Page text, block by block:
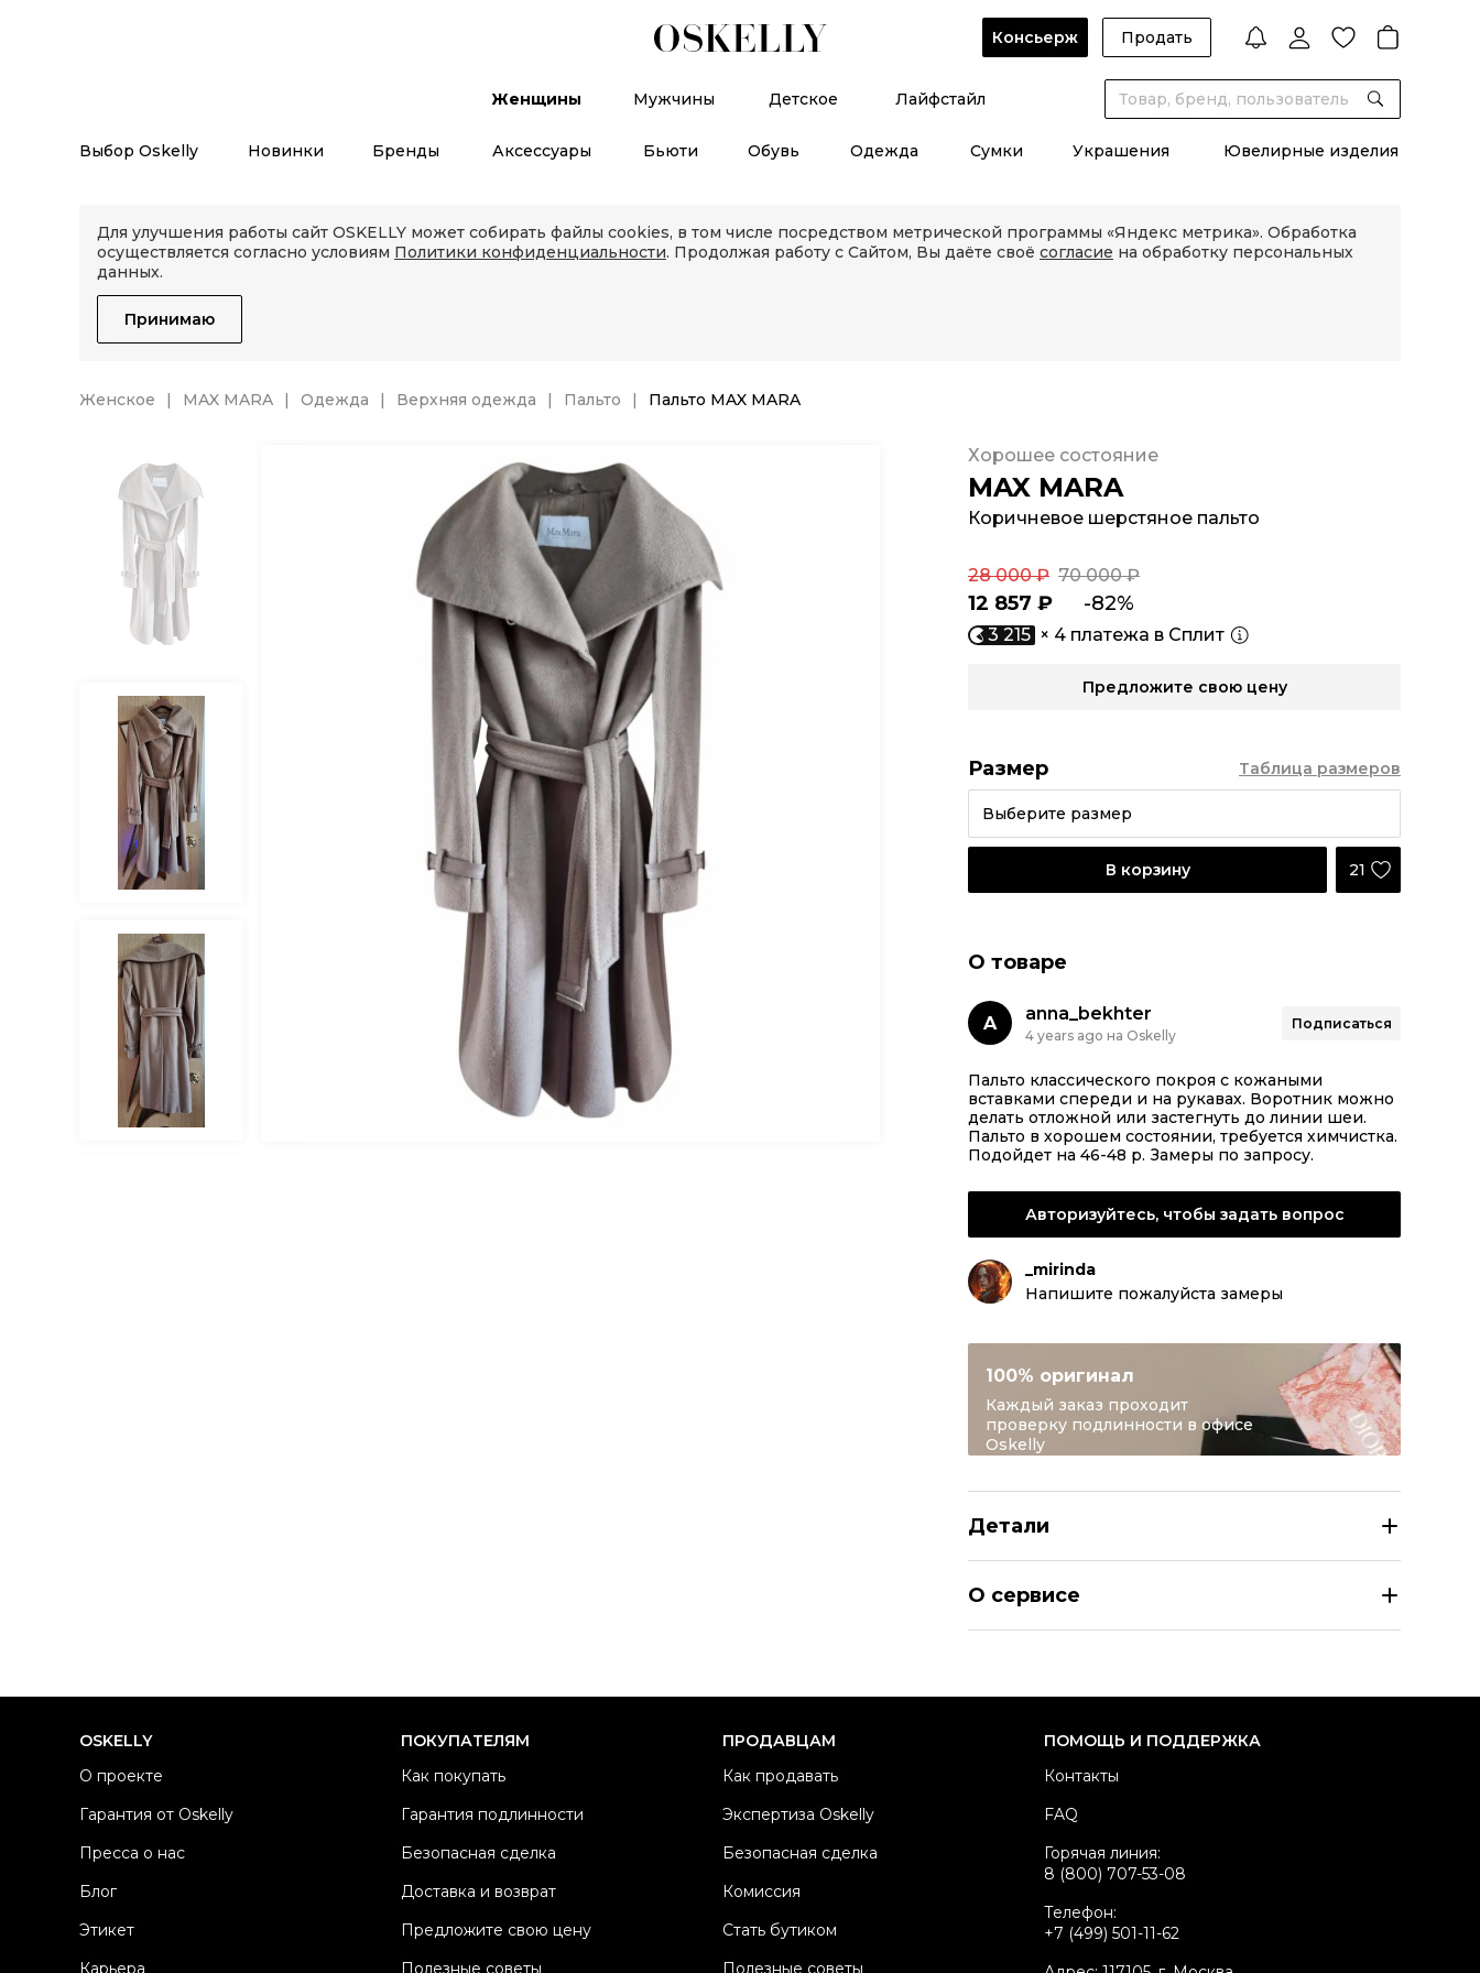
Консьерж Продать
Женщины Мужчины Детское Лайфстайл
Выбор Oskelly Новинки Бренды Аксессуары Бьюти Обувь Одежда Сумки Украшения Ювелирные изделия
Для улучшения работы сайт OSKELLY может собирать файлы cookies, в том числе посредством метрической программы «Яндекс метрика». Обработка
осуществляется согласно условиям Политики конфиденциальности. Продолжая работу с Сайтом, Вы даёте своё согласие на обработку персональных
данных.
Принимаю
Женское MAX MARA Одежда Верхняя одежда Пальто Пальто MAX MARA
MAX MARA
Коричневое шерстяное пальто
Хорошее состояние
12 857 ₽ -82%
28 000 ₽ 70 000 ₽
3 215 × 4 платежа в Сплит
Предложите свою цену
Размер
Выберите размер
Таблица размеров
В корзину 21
О товаре
A anna_bekhter
4 years ago на Oskelly
Подписаться
Пальто классического покроя с кожаными
вставками спереди и на рукавах. Воротник можно
делать отложной или застегнуть до линии шеи.
Пальто в хорошем состоянии, требуется химчистка.
Подойдет на 46-48 р. Замеры по запросу.
Авторизуйтесь, чтобы задать вопрос
_mirinda
Напишите пожалуйста замеры
100% оригинал
Каждый заказ проходит
проверку подлинности в офисе
Oskelly
Детали
Состояние товара
Продавец
О сервисе
OSKELLY
О проекте
Гарантия от Oskelly
Пресса о нас
Блог
Этикет
Карьера
ПОКУПАТЕЛЯМ
Как покупать
Гарантия подлинности
Безопасная сделка
Доставка и возврат
Предложите свою цену
Полезные советы
ПРОДАВЦАМ
Как продавать
Экспертиза Oskelly
Безопасная сделка
Комиссия
Стать бутиком
Полезные советы
ПОМОЩЬ И ПОДДЕРЖКА
Контакты
FAQ
Горячая линия:
8 (800) 707-53-08
Телефон:
+7 (499) 501-11-62